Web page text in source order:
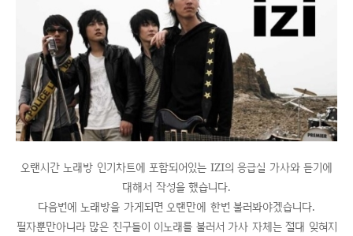
오랜시간 노래방 인기차트에 포함되어있는 IZI의 응급실 가사와 듣기에
대해서 작성을 했습니다.
다음번에 노래방을 가게되면 오랜만에 한번 불러봐야겠습니다.
필자뿐만아니라 많은 친구들이 이노래를 불러서 가사 자체는 절대 잊혀지